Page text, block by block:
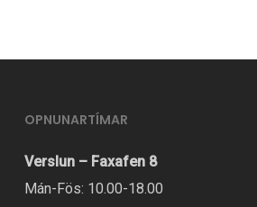
OPNUNARTÍMAR
Verslun – Faxafen 8
Mán-Fös: 10.00-18.00